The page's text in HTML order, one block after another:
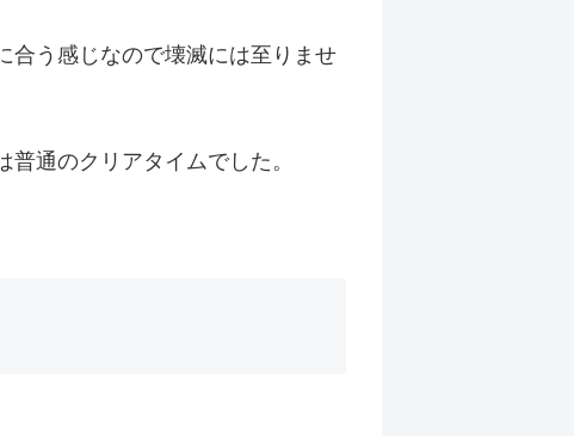
合う感じなので壊滅には至りませ
通のクリアタイムでした。